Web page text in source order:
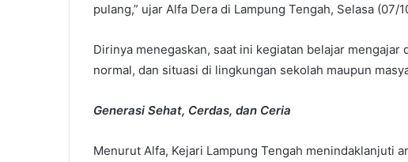
pulang,” ujar Alfa Dera di Lampung Tengah, Selasa (07/
Dirinya menegaskan, saat ini kegiatan belajar mengajar
normal, dan situasi di lingkungan sekolah maupun
Generasi Sehat, Cerdas, dan Ceria
Menurut Alfa, Kejari Lampung Tengah menindaklanjuti